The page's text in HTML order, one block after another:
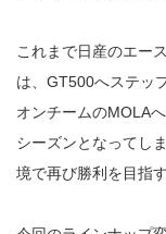
これまで日産のエー
は、GT500へステッ
オンチームのMOLA
シーズンとなってし
境で再び勝利を目指す